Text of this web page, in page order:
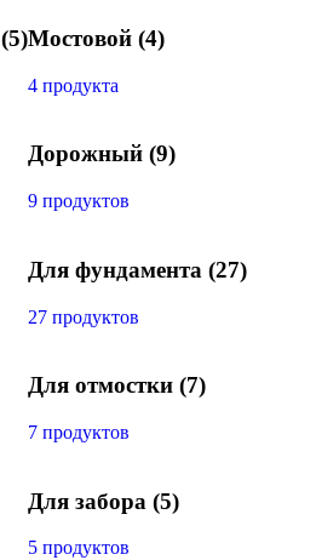
(5)Мостовой (4)
4 продукта
Дорожный (9)
9 продуктов
Для фундамента (27)
27 продуктов
Для отмостки (7)
7 продуктов
Для забора (5)
5 продуктов